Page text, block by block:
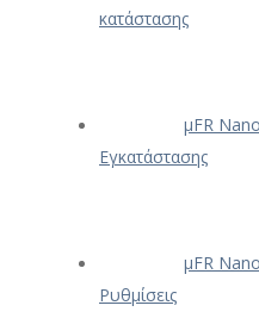
κατάστασης
μFR
Εγκατάστασης
μFR
Ρυθμίσεις